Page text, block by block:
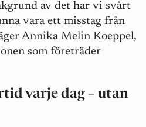
av det har vi svårt
vara ett misstag från
Annika Melin Koeppel,
som företräder
varje dag – utan